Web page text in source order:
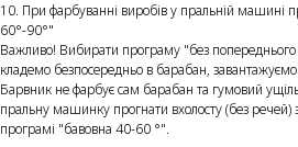
10. При фарбуванні виробів у пральній машині
60°-90°"
Важливо! Вибирати програму "без
кладемо безпосередньо в барабан,
Барвник не фарбує сам барабан та гумовий
пральну машинку прогнати вхолосту (без
програмі "бавовна 40-60 °".